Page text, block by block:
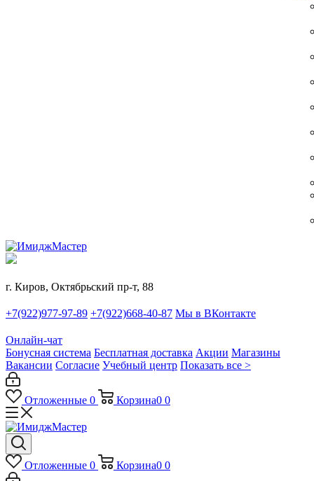
г. Киров, Октябрьский пр-т, 88
+7(922)977-97-89 +7(922)668-40-87 Мы в ВКонтакте
Онлайн-чат
Бонусная система Бесплатная доставка Акции Магазины
Вакансии Согласие Учебный центр Показать все >
Отложенные 0 Корзина0 0
Отложенные 0 Корзина0 0